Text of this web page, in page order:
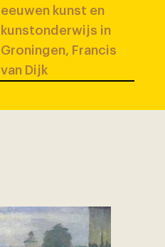
eeuwen kunst en
kunstonderwijs in
Groningen, Francis
van Dijk